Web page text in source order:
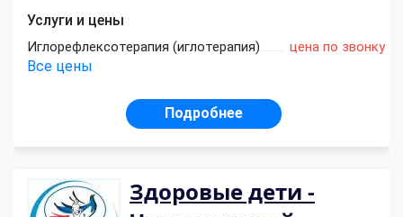
Услуги и цены
Иглорефлексотерапия (иглотерапия) цена по звонку
Все цены
Подробнее
Здоровые дети -